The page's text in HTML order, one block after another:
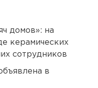
домов»: на
керамических
сотрудников
в